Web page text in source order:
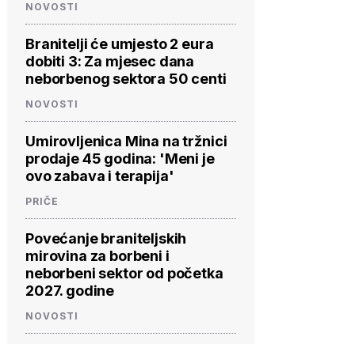
NOVOSTI
Branitelji će umjesto 2 eura
dobiti 3: Za mjesec dana
neborbenog sektora 50 centi
NOVOSTI
Umirovljenica Mina na tržnici
prodaje 45 godina: 'Meni je
ovo zabava i terapija'
PRIČE
Povećanje braniteljskih
mirovina za borbeni i
neborbeni sektor od početka
2027. godine
NOVOSTI